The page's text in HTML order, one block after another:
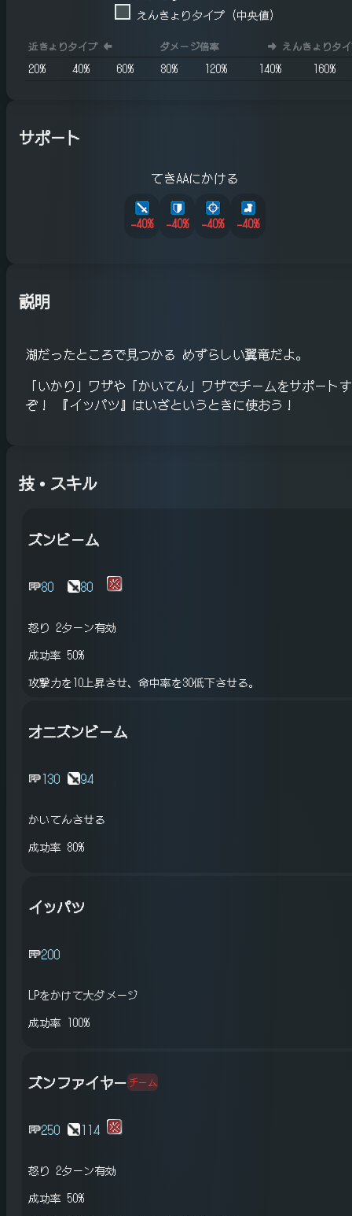
えんきょりタイプ (中央値)
近きょりタイプ⬅️ ダメージ倍率 ➡️ えんきょりタ
20% 40% 60% 80% 120% 140% 160%
サポート
てきAAにかける
-40% -40% -40% -40%
説明
湖だったところで見つかる めずらしい翼竜だよ。
「いかり」ワザや「かいてん」ワザでチームをサポート
ぞ！ 『イッパツ』はいざというときに使おう！
技・スキル
ズンビーム
80 80
怒り 2ターン有効
成功率 50%
攻撃力を10上昇させ、命中率を30低下させる。
オニズンビーム
130 94
かいてんさせる
成功率 80%
イッパツ
200
LPをかけて大ダメージ
成功率 100%
ズンファイヤー チーム
250 114
怒り 2ターン有効
成功率 50%